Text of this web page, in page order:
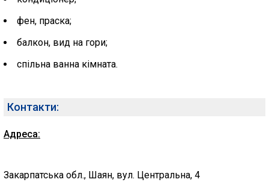
фен, праска;
балкон, вид на гори;
спільна ванна кімната.
Контакти:
Адреса:
Закарпатська обл., Шаян, вул. Центральна, 4